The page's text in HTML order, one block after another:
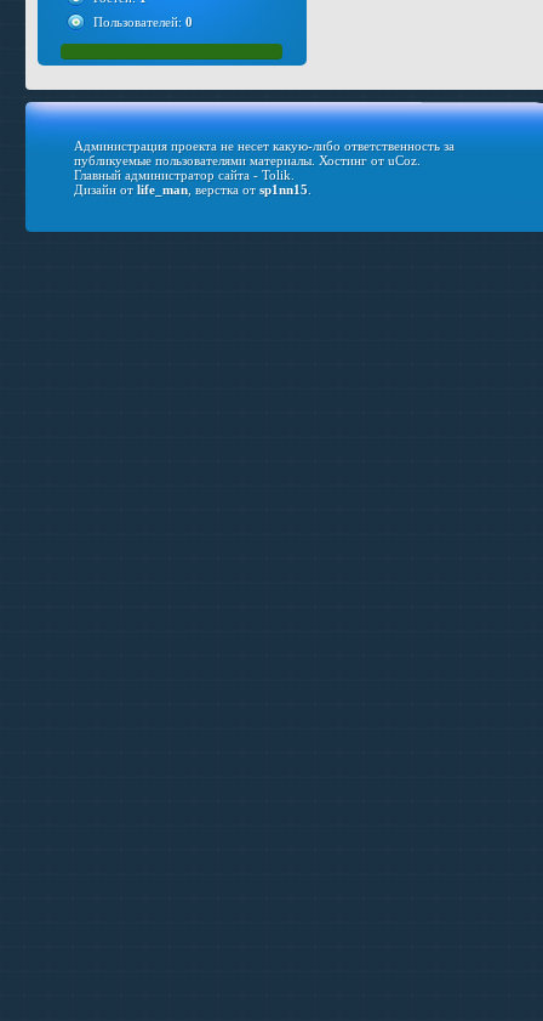
Пользователей: 0
Администрация проекта не несет какую-либо ответственность за
публикуемые пользователями материалы. Хостинг отuCoz.
Главный администратор сайта - Tolik.
Дизайн отlife_man, верстка отsp1nn15.